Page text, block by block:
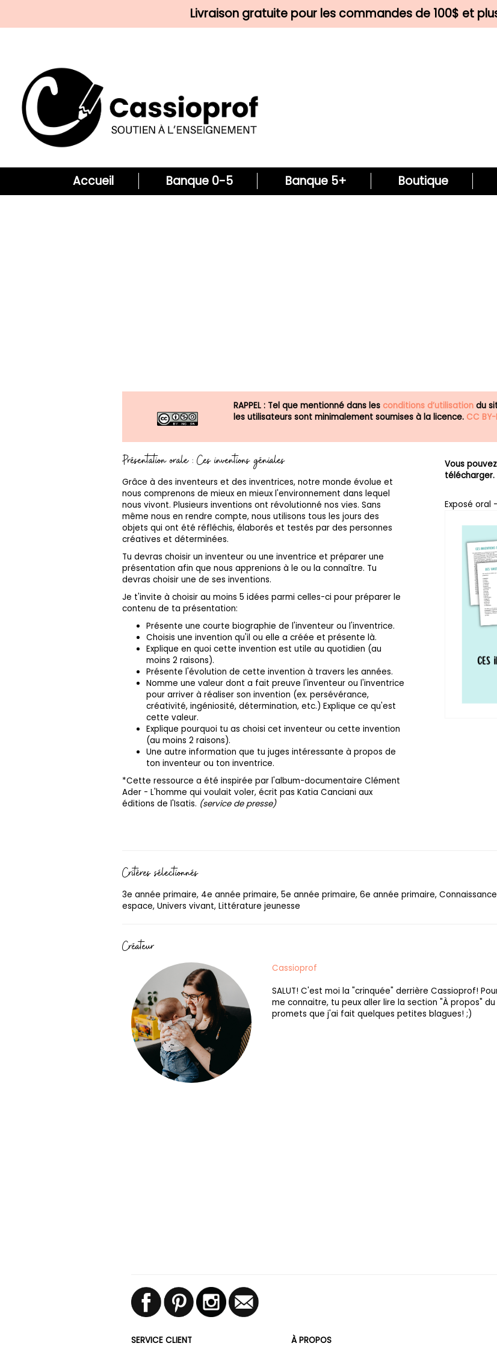
Livraison gratuite pour les commandes de 100$ et
Accueil Banque 0-5 Banque 5+ Boutique
RAPPEL : Tel que mentionné dans les conditions d’utilisation du
les utilisateurs sont minimalement soumises à la licence. CC
Présentation orale : Ces inventions géniales
Grâce à des inventeurs et des inventrices, notre monde évolue et
nous comprenons de mieux en mieux l'environnement dans lequel
nous vivont. Plusieurs inventions ont révolutionné nos vies. Sans
même nous en rendre compte, nous utilisons tous les jours des
objets qui ont été réfléchis, élaborés et testés par des personnes
créatives et déterminées.
Tu devras choisir un inventeur ou une inventrice et préparer une
présentation afin que nous apprenions à le ou la connaître. Tu
devras choisir une de ses inventions.
Je t'invite à choisir au moins 5 idées parmi celles-ci pour préparer le
contenu de ta présentation:
Présente une courte biographie de l'inventeur ou l'inventrice.
Choisis une invention qu'il ou elle a créée et présente là.
Explique en quoi cette invention est utile au quotidien (au
moins 2 raisons).
Présente l'évolution de cette invention à travers les années.
Nomme une valeur dont a fait preuve l'inventeur ou l'inventrice
pour arriver à réaliser son invention (ex. persévérance,
créativité, ingéniosité, détermination, etc.) Explique ce qu'est
cette valeur.
Explique pourquoi tu as choisi cet inventeur ou cette invention
(au moins 2 raisons).
Une autre information que tu juges intéressante à propos de
ton inventeur ou ton inventrice.
*Cette ressource a été inspirée par l'album-documentaire Clément
Ader - L'homme qui voulait voler, écrit pas Katia Canciani aux
éditions de l'Isatis. (service de presse)
Vous
télécharger.
Exposé oral
Critères sélectionnés
3e année primaire, 4e année primaire, 5e année primaire, 6e année primaire,
espace, Univers vivant, Littérature jeunesse
Créateur
Cassioprof
SALUT! C'est moi la "crinquée" derrière Cassioprof!
me connaitre, tu peux aller lire la section "À propos"
promets que j'ai fait quelques petites blagues! ;)
SERVICE CLIENT À PROPOS